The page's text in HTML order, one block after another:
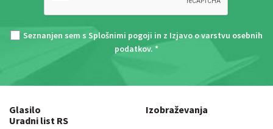
Seznanjen sem s Splošnimi pogoji in z Izjavo o varstvu osebnih
podatkov. *
Glasilo
Uradni list RS
Izobraževanja